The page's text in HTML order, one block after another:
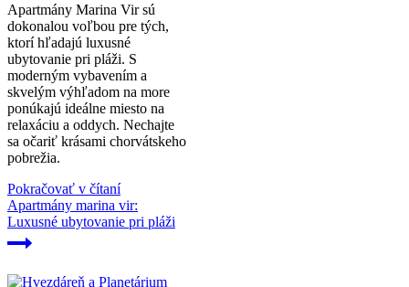
Apartmány Marina Vir sú
dokonalou voľbou pre tých,
ktorí hľadajú luxusné
ubytovanie pri pláži. S
moderným vybavením a
skvelým výhľadom na more
ponúkajú ideálne miesto na
relaxáciu a oddych. Nechajte
sa očariť krásami chorvátskeho
pobrežia.
Pokračovať v čítaní
Apartmány marina vir:
Luxusné ubytovanie pri pláži